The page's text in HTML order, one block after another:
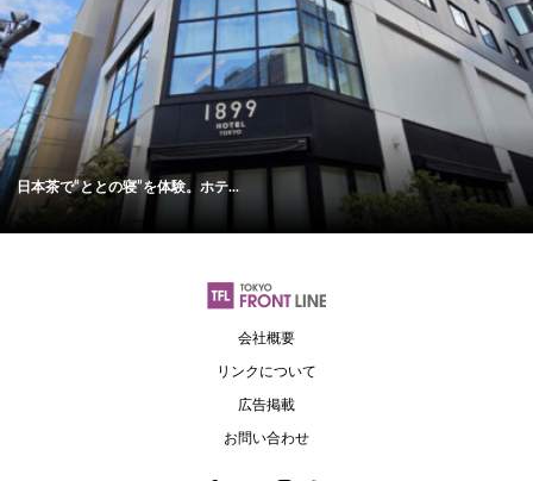
日本茶で“ととの寝”を体験。ホテ...
会社概要
リンクについて
広告掲載
お問い合わせ